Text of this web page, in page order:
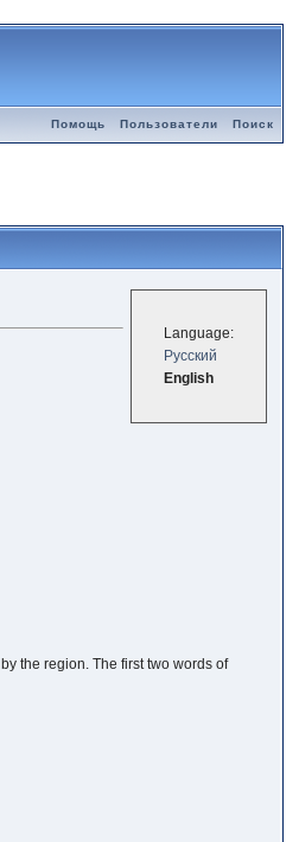
Помощь Пользователи Поиск
Language:
Русский
English
the region. The first two words of